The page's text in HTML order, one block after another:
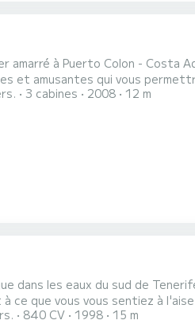
amarré à Puerto Colon - Costa
et amusantes qui vous
magnifique île volcanique. Le bateau est un
équipé pour la navigation en
3 cabines 2008 12 m
dans les eaux du sud de
à ce que vous vous sentiez à
dispose de grands espaces
840 CV 1998 15 m